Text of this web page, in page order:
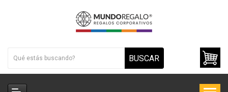
BUSCAR